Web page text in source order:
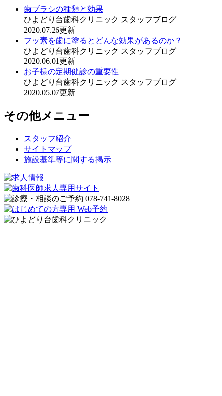
歯ブラシの種類と効果
ひよどり台歯科クリニック スタッフブログ
2020.07.26更新
フッ素を歯に塗るとどんな効果があるのか？
ひよどり台歯科クリニック スタッフブログ
2020.06.01更新
お子様の定期健診の重要性
ひよどり台歯科クリニック スタッフブログ
2020.05.07更新
その他メニュー
スタッフ紹介
サイトマップ
施設基準等に関する掲示